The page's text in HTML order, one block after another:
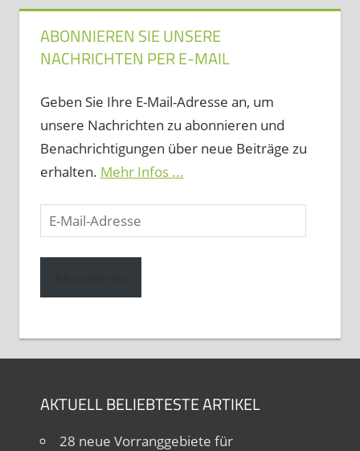
ABONNIEREN SIE UNSERE
NACHRICHTEN PER E-MAIL
Geben Sie Ihre E-Mail-Adresse an, um
unsere Nachrichten zu abonnieren und
Benachrichtigungen über neue Beiträge zu
erhalten. Mehr Infos ...
E-
Mail-
Adresse
AKTUELL BELIEBTESTE ARTIKEL
28 neue Vorranggebiete für